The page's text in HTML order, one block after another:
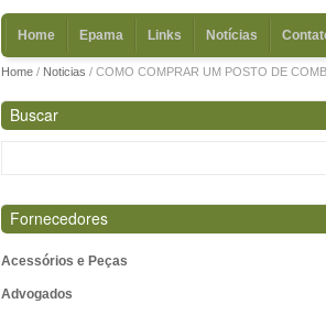
Home Epama Links Notícias
Home/ Noticias / COMO COMPRAR UM POSTO DE
Buscar
Fornecedores
Acessórios e Peças
Advogados